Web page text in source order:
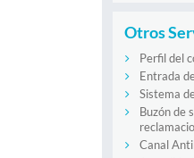
Otros
Perfil del
Entrada
Sistema
Buzón de
Canal